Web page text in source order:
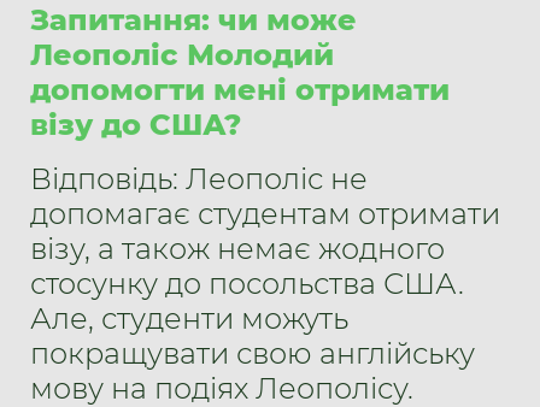
Запитання: чи може
Леополіс Молодий
допомогти мені отримати
візу до США?
Відповідь: Леополіс не
допомагає студентам отримати
візу, а також немає жодного
стосунку до посольства США.
Але, студенти можуть
покращувати свою англійську
мову на подіях Леополісу.